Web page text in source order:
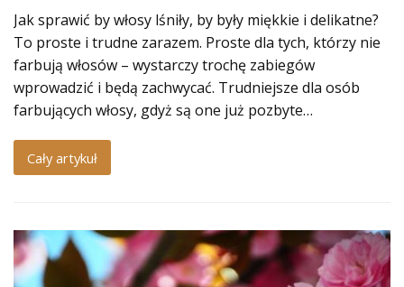
Jak sprawić by włosy lśniły, by były miękkie i delikatne?
To proste i trudne zarazem. Proste dla tych, którzy nie
farbują włosów – wystarczy trochę zabiegów
wprowadzić i będą zachwycać. Trudniejsze dla osób
farbujących włosy, gdyż są one już pozbyte…
Cały artykuł